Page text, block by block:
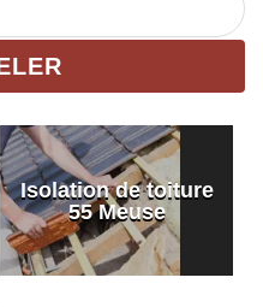
Isolation de toiture
55 Meuse